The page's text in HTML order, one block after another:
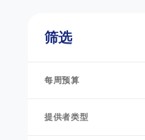
筛选
每周预算
提供者类型